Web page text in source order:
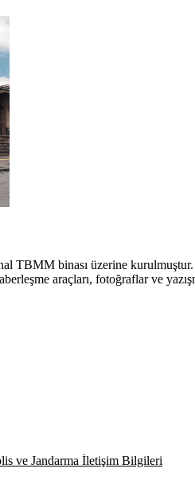
TBMM binası üzerine
araçları, fotoğraflar ve
ve Jandarma İletişim Bilgileri